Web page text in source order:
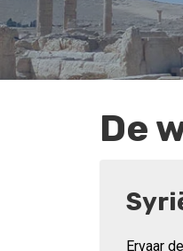
De
Ervaar